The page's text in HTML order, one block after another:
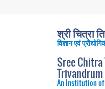
श्री चित्रा
विज्ञान एवं
Sree
Trivandrum
An Institution of